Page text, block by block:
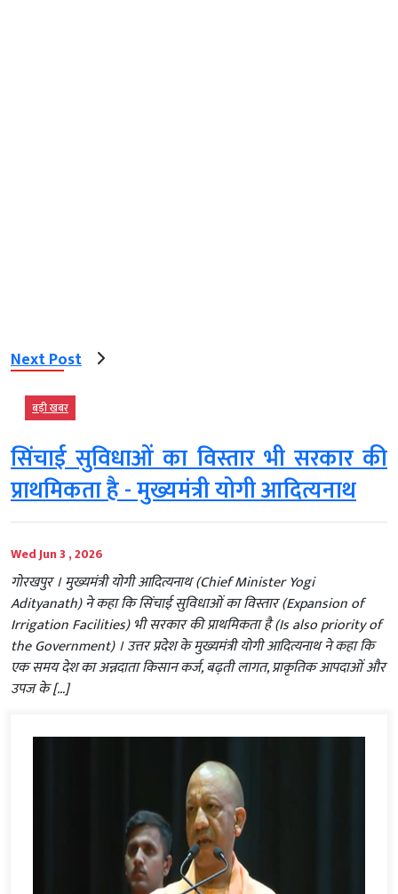
Next Post
बड़ी खबर
सिंचाई सुविधाओं का विस्तार भी सरकार की
प्राथमिकता है - मुख्यमंत्री योगी आदित्यनाथ
Wed Jun 3 , 2026
गोरखपुर । मुख्यमंत्री योगी आदित्यनाथ (Chief Minister Yogi
Adityanath) ने कहा कि सिंचाई सुविधाओं का विस्तार (Expansion of
Irrigation Facilities) भी सरकार की प्राथमिकता है (Is also priority of
the Government) । उत्तर प्रदेश के मुख्यमंत्री योगी आदित्यनाथ ने कहा कि
एक समय देश का अन्नदाता किसान कर्ज, बढ़ती लागत, प्राकृतिक आपदाओं और
उपज के […]